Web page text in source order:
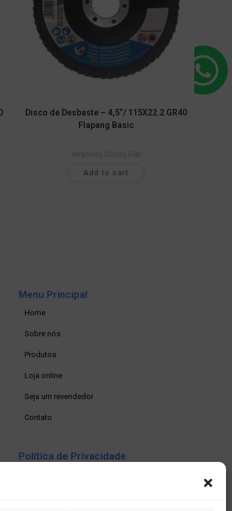
Disco de Desbaste – 4,5”/ 115X22.2 GR40
Flapang Basic
Abrasivos , Discos Flap
Add to cart
Menu Principal
Home
Sobre nós
Produtos
Loja online
Seja um revendedor
Contato
Política de Privacidade